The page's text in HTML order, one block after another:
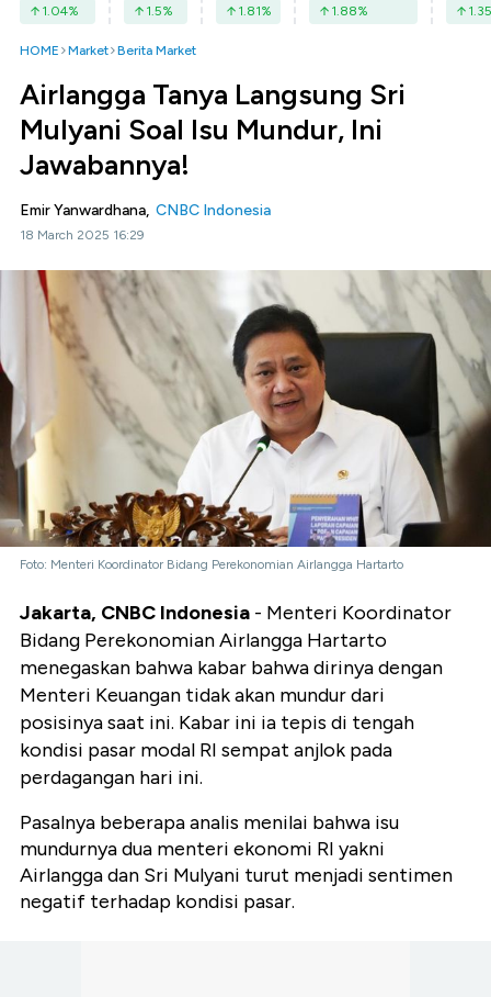
1.04% 1.5% 1.81% 1.88% 1.35
HOME Market Berita Market
Airlangga Tanya Langsung Sri
Mulyani Soal Isu Mundur, Ini
Jawabannya!
Emir Yanwardhana, CNBC Indonesia
18 March 2025 16:29
Foto: Menteri Koordinator Bidang Perekonomian Airlangga Hartarto
Jakarta, CNBC Indonesia - Menteri Koordinator
Bidang Perekonomian Airlangga Hartarto
menegaskan bahwa kabar bahwa dirinya dengan
Menteri Keuangan tidak akan mundur dari
posisinya saat ini. Kabar ini ia tepis di tengah
kondisi pasar modal RI sempat anjlok pada
perdagangan hari ini.
Pasalnya beberapa analis menilai bahwa isu
mundurnya dua menteri ekonomi RI yakni
Airlangga dan Sri Mulyani turut menjadi sentimen
negatif terhadap kondisi pasar.